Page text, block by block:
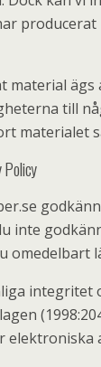
producerat
material ägs
till
materialet
Policy
inte
omedelbart
integritet
elektroniska